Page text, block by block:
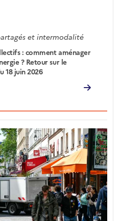
et intermodalité
: comment aménager
? Retour sur le
18 juin 2026